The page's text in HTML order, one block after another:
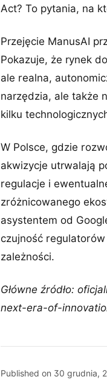
Act? To pytania, na
Przejęcie ManusAI
Pokazuje, że rynek
ale realna,
narzędzia, ale także
kilku
W Polsce, gdzie
akwizycje utrwalają
regulacje i
zróżnicowanego
asystentem od
czujność
zależności.
Główne źródło:
next-era-of-
Published on 30 grudnia,